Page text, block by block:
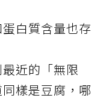
白質含量也存
近的「無限
樣是豆腐，哪